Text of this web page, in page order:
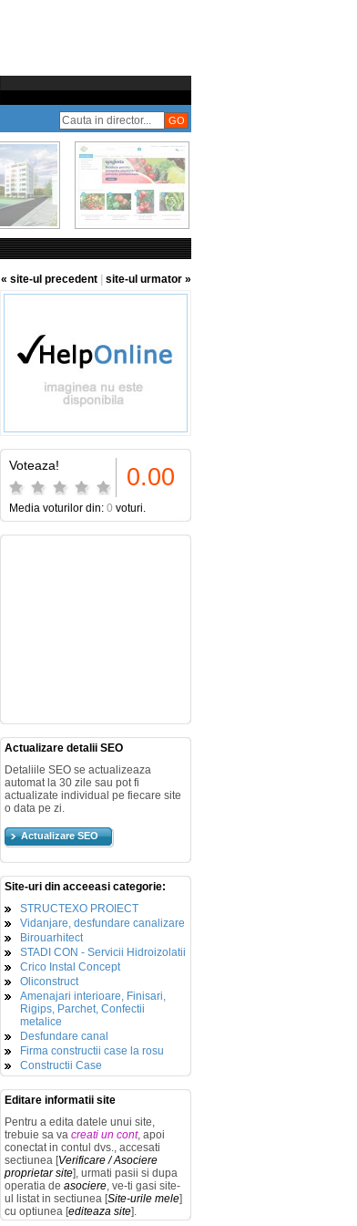
« site-ul precedent site-ul urmator »
Voteaza! 0.00
Media voturilor din: 0 voturi.
Actualizare detalii SEO
Detaliile SEO se actualizeaza
automat la 30 zile sau pot fi
actualizate individual pe fiecare site
o data pe zi.
Actualizare SEO
Site-uri din acceeasi categorie:
STRUCTEXO PROIECT
Vidanjare, desfundare canalizare
Birouarhitect
STADI CON - Servicii Hidroizolatii
Crico Instal Concept
Oliconstruct
Amenajari interioare, Finisari,
Rigips, Parchet, Confectii
metalice
Desfundare canal
Firma constructii case la rosu
Constructii Case
Editare informatii site
Pentru a edita datele unui site,
trebuie sa va creati un cont, apoi
conectat in contul dvs., accesati
sectiunea [Verificare / Asociere
proprietar site], urmati pasii si dupa
operatia de asociere, ve-ti gasi site-
ul listat in sectiunea [Site-urile mele]
cu optiunea [editeaza site].